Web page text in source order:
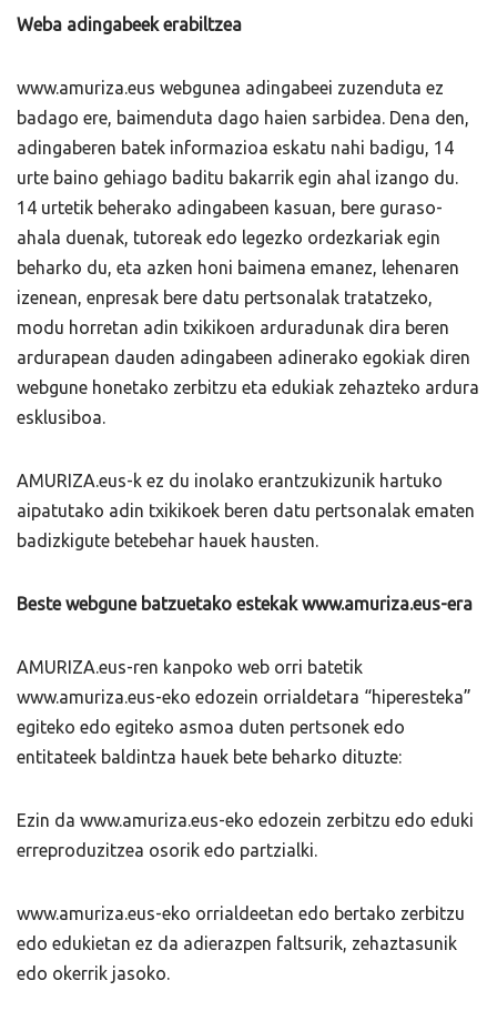
Weba adingabeek erabiltzea
www.amuriza.eus webgunea adingabeei zuzenduta ez
badago ere, baimenduta dago haien sarbidea. Dena den,
adingaberen batek informazioa eskatu nahi badigu, 14
urte baino gehiago baditu bakarrik egin ahal izango du.
14 urtetik beherako adingabeen kasuan, bere guraso-
ahala duenak, tutoreak edo legezko ordezkariak egin
beharko du, eta azken honi baimena emanez, lehenaren
izenean, enpresak bere datu pertsonalak tratatzeko,
modu horretan adin txikikoen arduradunak dira beren
ardurapean dauden adingabeen adinerako egokiak diren
webgune honetako zerbitzu eta edukiak zehazteko ardura
esklusiboa.
AMURIZA.eus-k ez du inolako erantzukizunik hartuko
aipatutako adin txikikoek beren datu pertsonalak ematen
badizkigute betebehar hauek hausten.
Beste webgune batzuetako estekak www.amuriza.eus-era
AMURIZA.eus-ren kanpoko web orri batetik
www.amuriza.eus-eko edozein orrialdetara “hiperesteka”
egiteko edo egiteko asmoa duten pertsonek edo
entitateek baldintza hauek bete beharko dituzte:
Ezin da www.amuriza.eus-eko edozein zerbitzu edo eduki
erreproduzitzea osorik edo partzialki.
www.amuriza.eus-eko orrialdeetan edo bertako zerbitzu
edo edukietan ez da adierazpen faltsurik, zehaztasunik
edo okerrik jasoko.